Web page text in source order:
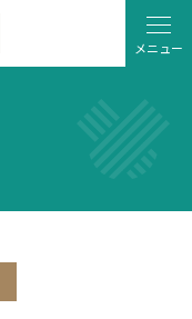
メニュー